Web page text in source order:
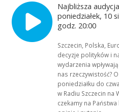
Najbliższa
poniedziałek, 10
godz. 20:00
Szczecin, Polska,
decyzje polityków i
wydarzenia
nas rzeczywistość?
poniedziałku do
w Radiu Szczecin na
czekamy na Państwa